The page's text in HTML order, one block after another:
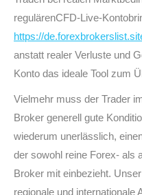
regulärenCFD-Live-
https://
anstatt realer Verluste und
Konto das ideale Tool zum
Vielmehr muss der Trader
Broker generell gute
wiederum unerlässlich,
der sowohl reine Forex- als
Broker mit einbezieht.
regionale und internationale